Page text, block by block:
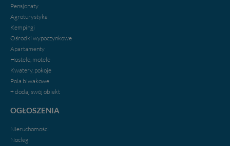
Pensjonaty
Agroturystyka
Kempingi
Ośrodki wypoczynkowe
Apartamenty
Hostele, motele
Kwatery, pokoje
Pola biwakowe
+ dodaj swój obiekt
OGŁOSZENIA
Nieruchomości
Noclegi